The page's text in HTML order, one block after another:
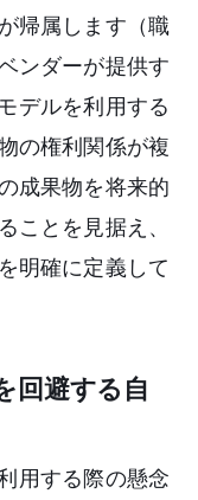
帰属します（職
ンダーが提供す
デルを利用する
の権利関係が複
成果物を将来的
ことを見据え、
明確に定義して
回避する自
用する際の懸念